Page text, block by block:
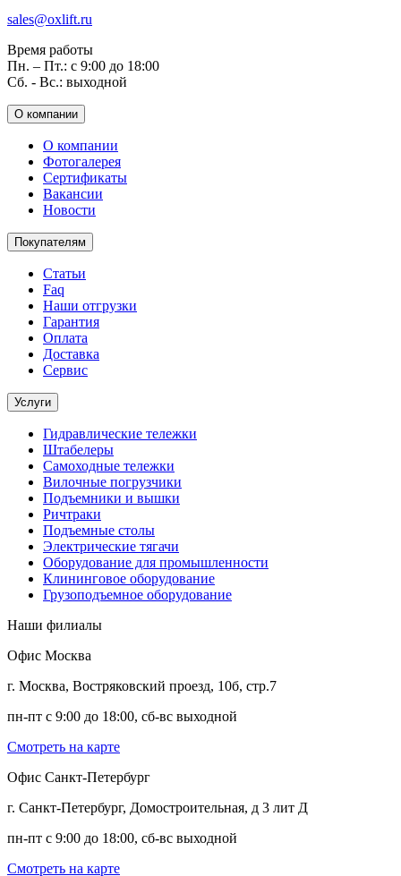
sales@oxlift.ru
Время работы
Пн. – Пт.: с 9:00 до 18:00
Сб. - Вс.: выходной
О компании
О компании
Фотогалерея
Сертификаты
Вакансии
Новости
Покупателям
Статьи
Faq
Наши отгрузки
Гарантия
Оплата
Доставка
Сервис
Услуги
Гидравлические тележки
Штабелеры
Самоходные тележки
Вилочные погрузчики
Подъемники и вышки
Ричтраки
Подъемные столы
Электрические тягачи
Оборудование для промышленности
Клининговое оборудование
Грузоподъемное оборудование
Наши филиалы
Офис Москва
г. Москва, Востряковский проезд, 10б, стр.7
пн-пт с 9:00 до 18:00, сб-вс выходной
Смотреть на карте
Офис Санкт-Петербург
г. Санкт-Петербург, Домостроительная, д 3 лит Д
пн-пт с 9:00 до 18:00, сб-вс выходной
Смотреть на карте